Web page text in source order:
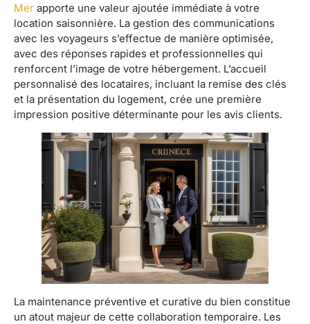
Mer apporte une valeur ajoutée immédiate à votre
location saisonnière. La gestion des communications
avec les voyageurs s’effectue de manière optimisée,
avec des réponses rapides et professionnelles qui
renforcent l’image de votre hébergement. L’accueil
personnalisé des locataires, incluant la remise des clés
et la présentation du logement, crée une première
impression positive déterminante pour les avis clients.
La maintenance préventive et curative du bien constitue
un atout majeur de cette collaboration temporaire. Les